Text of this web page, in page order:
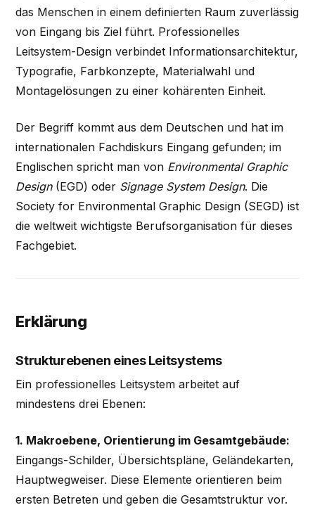
das Menschen in einem definierten Raum zuverlässig
von Eingang bis Ziel führt. Professionelles
Leitsystem-Design verbindet Informationsarchitektur,
Typografie, Farbkonzepte, Materialwahl und
Montagelösungen zu einer kohärenten Einheit.
Der Begriff kommt aus dem Deutschen und hat im
internationalen Fachdiskurs Eingang gefunden; im
Englischen spricht man von Environmental Graphic
Design(EGD) oder Signage System Design. Die
Society for Environmental Graphic Design (SEGD) ist
die weltweit wichtigste Berufsorganisation für dieses
Fachgebiet.
Erklärung
Strukturebenen eines Leitsystems
Ein professionelles Leitsystem arbeitet auf
mindestens drei Ebenen:
1. Makroebene, Orientierung im Gesamtgebäude:
Eingangs-Schilder, Übersichtspläne, Geländekarten,
Hauptwegweiser. Diese Elemente orientieren beim
ersten Betreten und geben die Gesamtstruktur vor.